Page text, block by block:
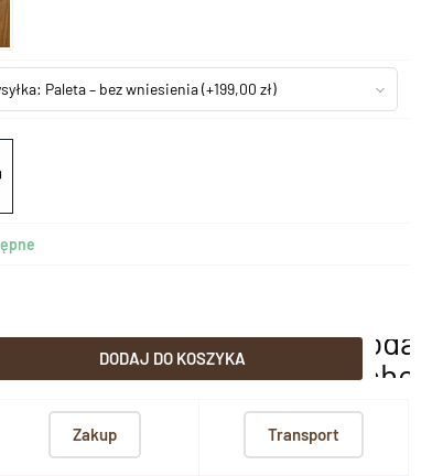
Paleta – bez wniesienia(+199,00 zł)
DODAJ DO KOSZYKA
dodaj
Zakup Transport